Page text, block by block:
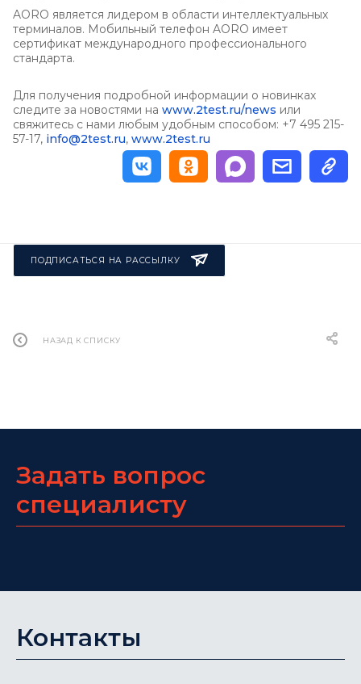
AORO является лидером в области интеллектуальных
терминалов. Мобильный телефон AORO имеет
сертификат международного профессионального
стандарта.
Для получения подробной информации о новинках
следите за новостями на www.2test.ru/news или
свяжитесь с нами любым удобным способом: +7 495 215-
57-17, info@2test.ru, www.2test.ru
ПОДПИСАТЬСЯ НА РАССЫЛКУ
НАЗАД К СПИСКУ
Задать вопрос
специалисту
Контакты